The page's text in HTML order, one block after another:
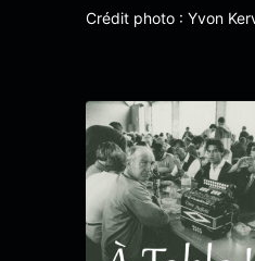
Crédit photo : Yvon